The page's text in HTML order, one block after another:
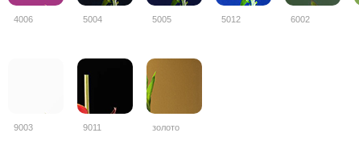
4006 5004 5005 5012 6002
9003 9011 золото